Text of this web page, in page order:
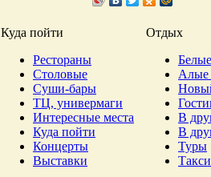
Куда пойти
Отдых
Рестораны
Столовые
Суши-бары
ТЦ, универмаги
Интересные места
Куда пойти
Концерты
Выставки
Алые
В
В
Туры
Такси